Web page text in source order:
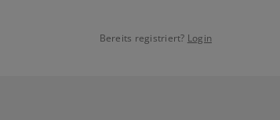
Bereits registriert? Login